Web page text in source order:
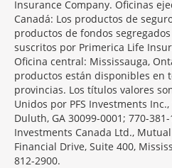
Insurance Company. Oficinas
Canadá: Los productos de
productos de fondos
suscritos por Primerica Life
Oficina central: Mississauga,
productos están disponibles en
provincias. Los títulos valores
Unidos por PFS Investments
Duluth, GA 30099-0001; 770-
Investments Canada Ltd.,
Financial Drive, Suite 400,
812-2900.